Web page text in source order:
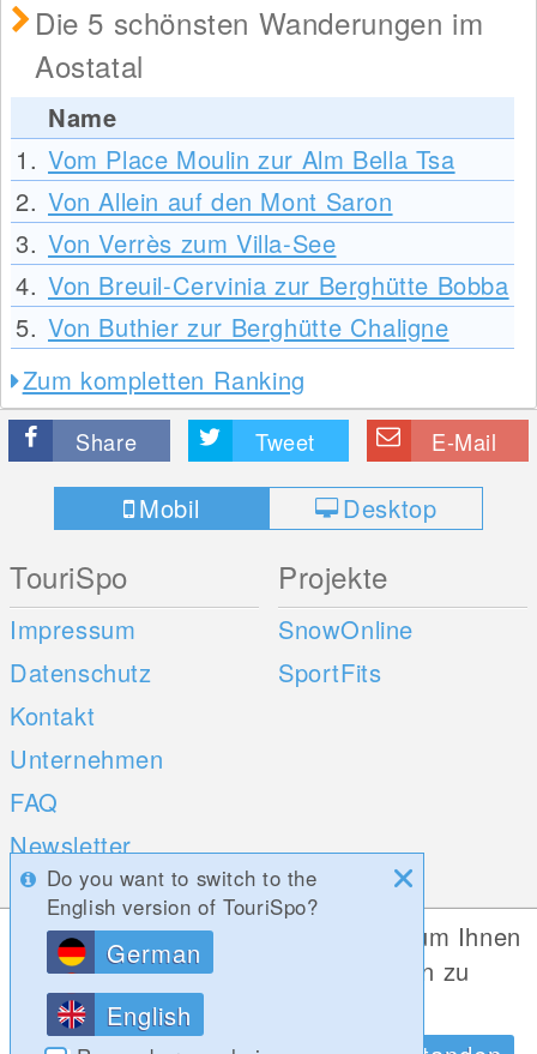
Die 5 schönsten Wanderungen im
Aostatal
Name
1. Vom Place Moulin zur Alm Bella Tsa
2. Von Allein auf den Mont Saron
3. Von Verrès zum Villa-See
4. Von Breuil-Cervinia zur Berghütte Bobba
5. Von Buthier zur Berghütte Chaligne
Zum kompletten Ranking
Share Tweet E-Mail
Mobil Desktop
TouriSpo
Impressum
Datenschutz
Kontakt
Unternehmen
FAQ
Newsletter
Umfragen
Projekte
SnowOnline
SportFits
Mobile Apps Social Web
Do you want to switch to the
English version of TouriSpo?
German
English
Diese Website verwendet Cookies, um Ihnen
die bestmögliche Funktionalität bieten zu
können.